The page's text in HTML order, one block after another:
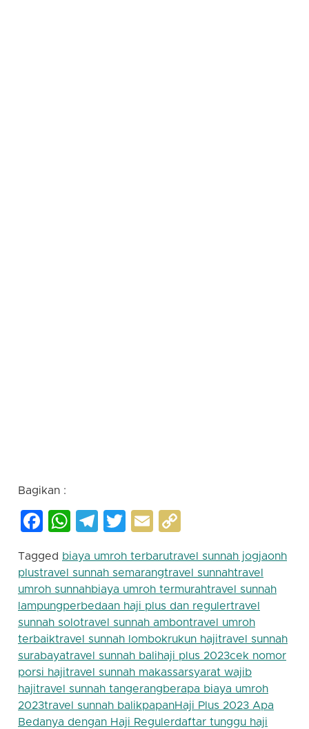
Bagikan :
Facebook
WhatsApp
Telegram
Twitter
Email
Tagged biaya umroh terbarutravel sunnah jogjaonh
plustravel sunnah semarangtravel sunnahtravel
umroh sunnahbiaya umroh termurahtravel sunnah
lampungperbedaan haji plus dan regulertravel
sunnah solotravel sunnah ambontravel umroh
terbaiktravel sunnah lombokrukun hajitravel sunnah
surabayatravel sunnah balihaji plus 2023cek nomor
porsi hajitravel sunnah makassarsyarat wajib
hajitravel sunnah tangerangberapa biaya umroh
2023travel sunnah balikpapanHaji Plus 2023 Apa
Bedanya dengan Haji Regulerdaftar tunggu haji